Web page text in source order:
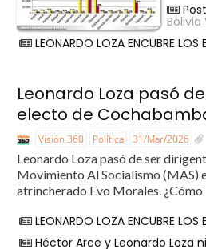
LEONARDO LOZA ENCUBRE LOS
Leonardo Loza pasó
electo de
Visión 360 Política 31/Mar/2026
Leonardo Loza pasó de ser
Movimiento Al Socialismo (MAS)
atrincherado Evo Morales. ¿Cómo
LEONARDO LOZA ENCUBRE LOS
Héctor Arce y Leonardo Loza